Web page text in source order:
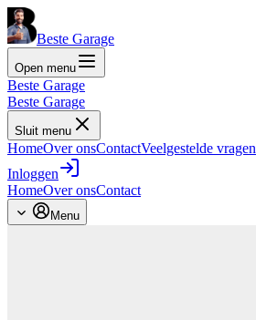
Beste Garage
Open menu
Beste Garage
Beste Garage
Sluit menu
HomeOver onsContactVeelgestelde vragen
Inloggen
HomeOver onsContact
Menu